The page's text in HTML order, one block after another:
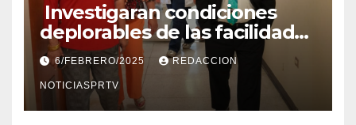
Investigaran condiciones
deplorables de las facilidades
el Departamento de la Salud
en Mayagüez
6/FEBRERO/2025 REDACCION
NOTICIASPRTV